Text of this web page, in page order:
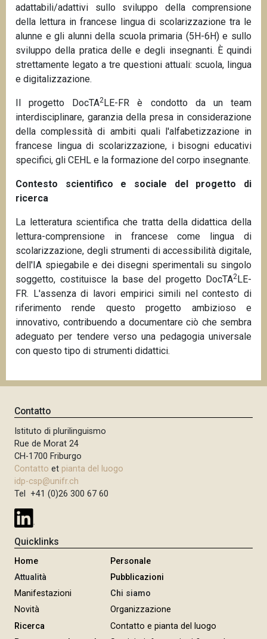
adattabili/adattivi sullo sviluppo della comprensione
della lettura in francese lingua di scolarizzazione tra le
alunne e gli alunni della scuola primaria (5H-6H) e sullo
sviluppo della pratica delle e degli insegnanti. È quindi
strettamente legato a tre questioni attuali: scuola, lingua
e digitalizzazione.
Il progetto DocTA2 LE-FR è condotto da un team
interdisciplinare, garanzia della presa in considerazione
della complessità di ambiti quali l'alfabetizzazione in
francese lingua di scolarizzazione, i bisogni educativi
specifici, gli CEHL e la formazione del corpo insegnante.
Contesto scientifico e sociale del progetto di
ricerca
La letteratura scientifica che tratta della didattica della
lettura-comprensione in francese come lingua di
scolarizzazione, degli strumenti di accessibilità digitale,
dell'IA spiegabile e dei disegni sperimentali su singolo
soggetto, costituisce la base del progetto DocTA2 LE-
FR. L'assenza di lavori empirici simili nel contesto di
riferimento rende questo progetto ambizioso e
innovativo, contribuendo a documentare ciò che sembra
adeguato per tendere verso una pedagogia universale
con questo tipo di strumenti didattici.
Contatto
Istituto di plurilinguismo
Rue de Morat 24
CH-1700 Friburgo
Contatto et pianta del luogo
idp-csp@unifr.ch
Tel +41 (0)26 300 67 60
Quicklinks
Home
Attualità
Manifestazioni
Novità
Ricerca
Personale
Pubblicazioni
Chi siamo
Organizzazione
Contatto e pianta del luogo